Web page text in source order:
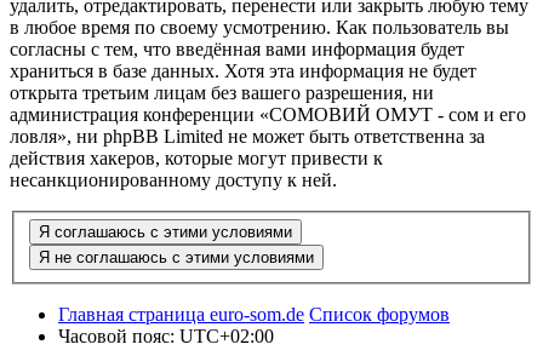
удалить, отредактировать, перенести или закрыть любую тему
в любое время по своему усмотрению. Как пользователь вы
согласны с тем, что введённая вами информация будет
храниться в базе данных. Хотя эта информация не будет
открыта третьим лицам без вашего разрешения, ни
администрация конференции «СОМОВИЙ ОМУТ - сом и его
ловля», ни phpBB Limited не может быть ответственна за
действия хакеров, которые могут привести к
несанкционированному доступу к ней.
Главная страница euro-som.de Список форумов
Часовой пояс: UTC+02:00